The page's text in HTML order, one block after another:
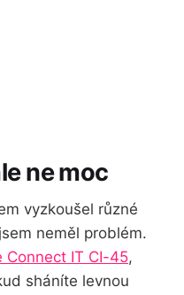
ne moc
vyzkoušel různé
neměl problém.
Connect IT CI-45,
sháníte levnou